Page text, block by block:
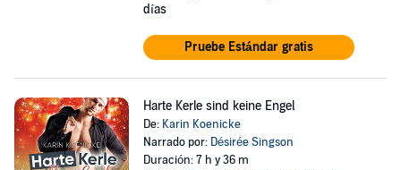
días
Pruebe Estándar gratis
Harte Kerle sind keine Engel
De: Karin Koenicke
Narrado por: Désirée Singson
Duración: 7 h y 36 m